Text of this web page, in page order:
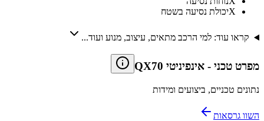
Xיכולת נסיעה בשטח
קראו עוד: למי הרכב מתאים, עיצוב, מנוע ועוד...
מפרט טכני - אינפיניטי QX70
נתונים טכניים, ביצועים ומידות
השוו גרסאות